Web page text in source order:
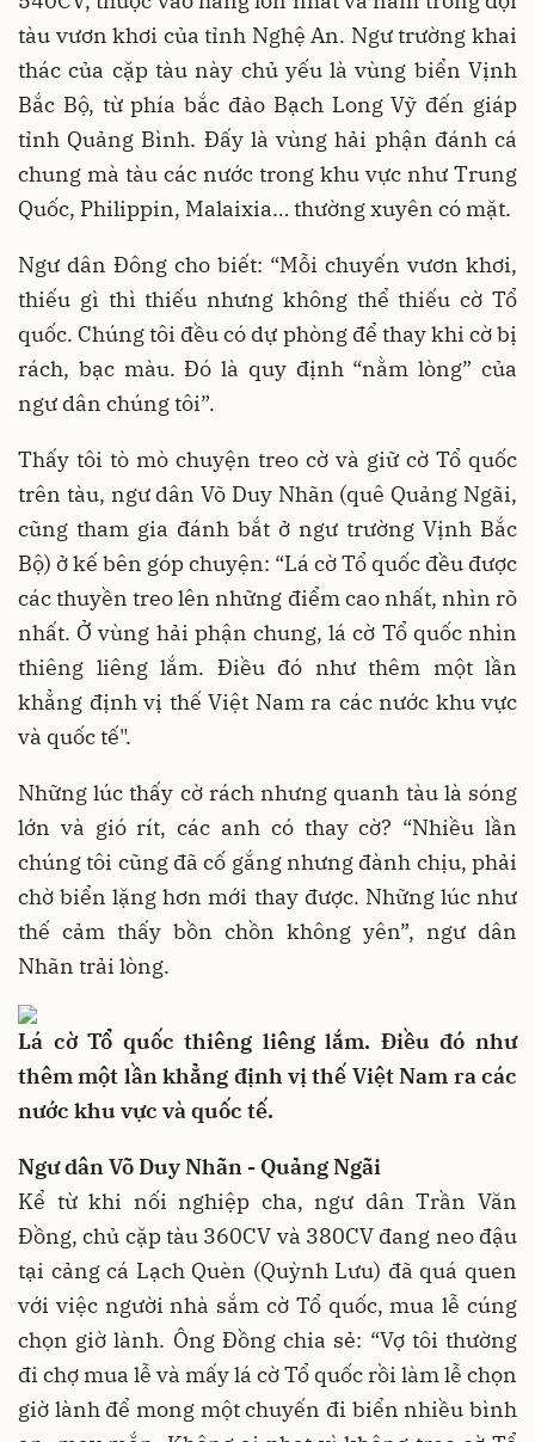
tàu vươn khơi của tỉnh Nghệ An. Ngư trường khai
thác của cặp tàu này chủ yếu là vùng biển Vịnh
Bắc Bộ, từ phía bắc đảo Bạch Long Vỹ đến giáp
tỉnh Quảng Bình. Đấy là vùng hải phận đánh cá
chung mà tàu các nước trong khu vực như Trung
Quốc, Philippin, Malaixia… thường xuyên có mặt.
Ngư dân Đông cho biết: “Mỗi chuyến vươn khơi,
thiếu gì thì thiếu nhưng không thể thiếu cờ Tổ
quốc. Chúng tôi đều có dự phòng để thay khi cờ bị
rách, bạc màu. Đó là quy định “nằm lòng” của
ngư dân chúng tôi”.
Thấy tôi tò mò chuyện treo cờ và giữ cờ Tổ quốc
trên tàu, ngư dân Võ Duy Nhãn (quê Quảng Ngãi,
cũng tham gia đánh bắt ở ngư trường Vịnh Bắc
Bộ) ở kế bên góp chuyện: “Lá cờ Tổ quốc đều được
các thuyền treo lên những điểm cao nhất, nhìn rõ
nhất. Ở vùng hải phận chung, lá cờ Tổ quốc nhìn
thiêng liêng lắm. Điều đó như thêm một lần
khẳng định vị thế Việt Nam ra các nước khu vực
và quốc tế".
Những lúc thấy cờ rách nhưng quanh tàu là sóng
lớn và gió rít, các anh có thay cờ? “Nhiều lần
chúng tôi cũng đã cố gắng nhưng đành chịu, phải
chờ biển lặng hơn mới thay được. Những lúc như
thế cảm thấy bồn chồn không yên”, ngư dân
Nhãn trải lòng.
Lá cờ Tổ quốc thiêng liêng lắm. Điều đó như
thêm một lần khẳng định vị thế Việt Nam ra các
nước khu vực và quốc tế.
Ngư dân Võ Duy Nhãn - Quảng Ngãi
Kể từ khi nối nghiệp cha, ngư dân Trần Văn
Đồng, chủ cặp tàu 360CV và 380CV đang neo đậu
tại cảng cá Lạch Quèn (Quỳnh Lưu) đã quá quen
với việc người nhà sắm cờ Tổ quốc, mua lễ cúng
chọn giờ lành. Ông Đồng chia sẻ: “Vợ tôi thường
đi chợ mua lễ và mấy lá cờ Tổ quốc rồi làm lễ chọn
giờ lành để mong một chuyến đi biển nhiều bình